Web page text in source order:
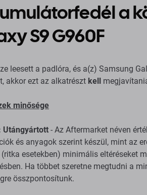
a
S9 G960F
leesett a padlóra, és a(z) Samsung
akkor ezt az alkatrészt kell
minősége
Utángyártott - Az Aftermarket néven
és anyagok szerint készül, mint az
esetekben) minimális eltéréseket
Ha többet szeretne megtudni a
összpontosítunk.